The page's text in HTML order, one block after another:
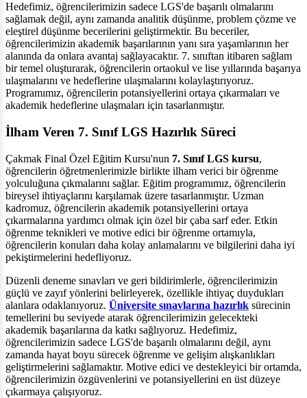
Hedefimiz, öğrencilerimizin sadece LGS'de başarılı olmalarını
sağlamak değil, aynı zamanda analitik düşünme, problem çözme ve
eleştirel düşünme becerilerini geliştirmektir. Bu beceriler,
öğrencilerimizin akademik başarılarının yanı sıra yaşamlarının her
alanında da onlara avantaj sağlayacaktır. 7. sınıftan itibaren sağlam
bir temel oluşturarak, öğrencilerin ortaokul ve lise yıllarında başarıya
ulaşmalarını ve hedeflerine ulaşmalarını kolaylaştırıyoruz.
Programımız, öğrencilerin potansiyellerini ortaya çıkarmaları ve
akademik hedeflerine ulaşmaları için tasarlanmıştır.
İlham Veren 7. Sınıf LGS Hazırlık Süreci
Çakmak Final Özel Eğitim Kursu'nun 7. Sınıf LGS kursu,
öğrencilerin öğretmenlerimizle birlikte ilham verici bir öğrenme
yolculuğuna çıkmalarını sağlar. Eğitim programımız, öğrencilerin
bireysel ihtiyaçlarını karşılamak üzere tasarlanmıştır. Uzman
kadromuz, öğrencilerin akademik potansiyellerini ortaya
çıkarmalarına yardımcı olmak için özel bir çaba sarf eder. Etkin
öğrenme teknikleri ve motive edici bir öğrenme ortamıyla,
öğrencilerin konuları daha kolay anlamalarını ve bilgilerini daha iyi
pekiştirmelerini hedefliyoruz.
Düzenli deneme sınavları ve geri bildirimlerle, öğrencilerimizin
güçlü ve zayıf yönlerini belirleyerek, özellikle ihtiyaç duydukları
alanlara odaklanıyoruz. Üniversite sınavlarına hazırlık sürecinin
temellerini bu seviyede atarak öğrencilerimizin gelecekteki
akademik başarılarına da katkı sağlıyoruz. Hedefimiz,
öğrencilerimizin sadece LGS'de başarılı olmalarını değil, aynı
zamanda hayat boyu sürecek öğrenme ve gelişim alışkanlıkları
geliştirmelerini sağlamaktır. Motive edici ve destekleyici bir ortamda,
öğrencilerimizin özgüvenlerini ve potansiyellerini en üst düzeye
çıkarmaya çalışıyoruz.